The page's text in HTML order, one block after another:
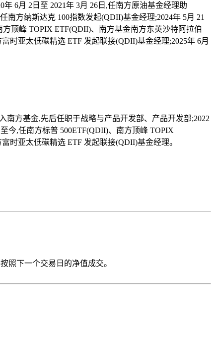
6月 2日至 2021年 3月 26日,任南方原油基金经理助
南方纳斯达克 100指数发起(QDII)基金经理;2024年 5月 21
顶峰 TOPIX ETF(QDII)、南方基金南方东英沙特阿拉伯
时亚太低碳精选 ETF 发起联接(QDII)基金经理;2025年 6月
南方基金,先后任职于战略与产品开发部、产品开发部;2022
今,任南方标普 500ETF(QDII)、南方顶峰 TOPIX
时亚太低碳精选 ETF 发起联接(QDII)基金经理。
照下一个交易日的净值成交。